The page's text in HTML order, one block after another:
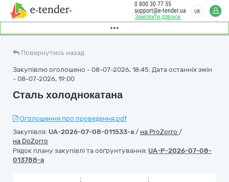
Замовити дзвінок
0 800 30 77 55
support@e-tender.ua
UK
Повернутись назад
Закупівлю оголошено - 08-07-2026, 18:45. Дата останніх змін
- 08-07-2026, 19:00
Сталь холоднокатана
Оголошення про проведення.pdf
Закупівля: UA-2026-07-08-011533-a / на ProZorro /
на DoZorro
Рядок плану закупівлі та обґрунтування: UA-P-2026-07-08-
013788-a